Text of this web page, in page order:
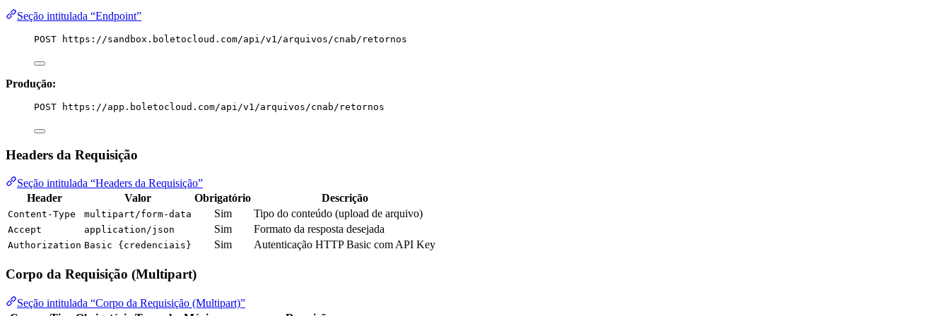
Seção intitulada “Endpoint”
POST https://sandbox.boletocloud.com/api/v1/arquivos/cnab/retornos
Produção:
POST https://app.boletocloud.com/api/v1/arquivos/cnab/retornos
Headers da Requisição
Seção intitulada “Headers da Requisição”
Header
Valor Obrigatório Descrição
Content-Type multipart/form-data Sim Tipo do conteúdo (upload de arquivo)
Accept application/json Sim Formato da resposta desejada
Authorization Basic {credenciais} Sim Autenticação HTTP Basic com API Key
Corpo da Requisição (Multipart)
Seção intitulada “Corpo da Requisição (Multipart)”